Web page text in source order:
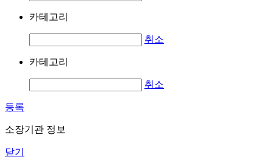
카테고리
취소
카테고리
취소
등록
소장기관 정보
닫기